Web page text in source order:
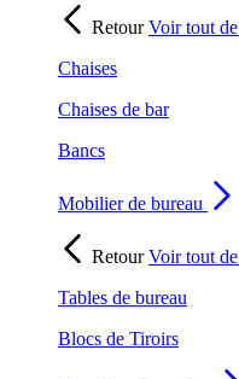
RetourVoir tout de
Chaises
Chaises de bar
Bancs
Mobilier de bureau
RetourVoir tout de
Tables de bureau
Blocs de Tiroirs